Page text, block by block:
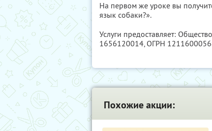
На первом же уроке вы
язык собаки?».
Услуги предоставляет:
1656120014, ОГРН
Похожие акции: